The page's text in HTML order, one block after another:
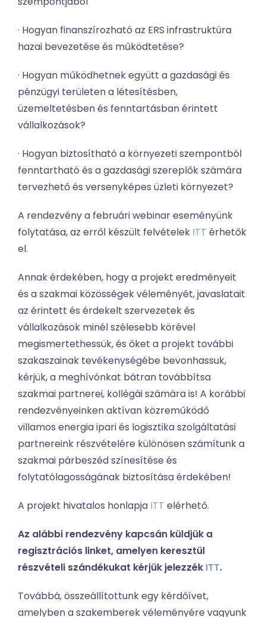
· Hogyan finanszírozható az ERS infrastruktúra
hazai bevezetése és működtetése?
· Hogyan működhetnek együtt a gazdasági és
pénzügyi területen a létesítésben,
üzemeltetésben és fenntartásban érintett
vállalkozások?
· Hogyan biztosítható a környezeti szempontból
fenntartható és a gazdasági szereplők számára
tervezhető és versenyképes üzleti környezet?
A rendezvény a februári webinar eseményünk
folytatása, az erről készült felvételek ITT érhetők
el.
Annak érdekében, hogy a projekt eredményeit
és a szakmai közösségek véleményét, javaslatait
az érintett és érdekelt szervezetek és
vállalkozások minél szélesebb körével
megismertethessük, és őket a projekt további
szakaszainak tevékenységébe bevonhassuk,
kérjük, a meghívónkat bátran továbbítsa
szakmai partnerei, kollégái számára is! A korábbi
rendezvényeinken aktívan közreműködő
villamos energia ipari és logisztika szolgáltatási
partnereink részvételére különösen számítunk a
szakmai párbeszéd színesítése és
folytatólagosságának biztosítása érdekében!
A projekt hivatalos honlapja ITT elérhető.
Az alábbi rendezvény kapcsán küldjük a
regisztrációs linket, amelyen keresztül
részvételi szándékukat kérjük jelezzék ITT.
Továbbá, összeállítottunk egy kérdőívet,
amelyben a szakemberek véleményére vagyunk